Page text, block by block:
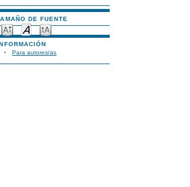
DE FUENTE
Para autores/as